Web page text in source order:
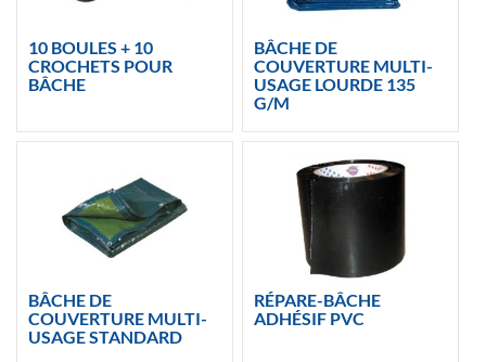
10 BOULES + 10
CROCHETS POUR
BÂCHE
BÂCHE DE
COUVERTURE MULTI-
USAGE LOURDE 135
G/M
BÂCHE DE
COUVERTURE MULTI-
USAGE STANDARD
RÉPARE-BÂCHE
ADHÉSIF PVC